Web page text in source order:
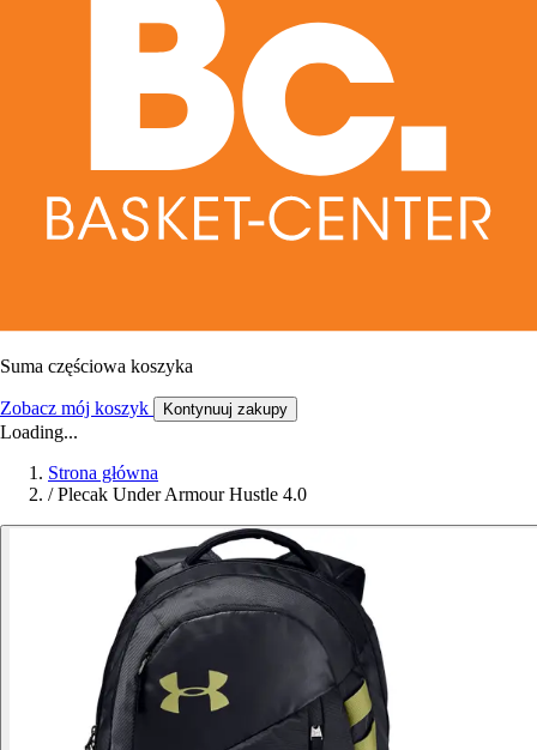
Suma częściowa koszyka
Zobacz mój koszyk Kontynuuj zakupy
Loading...
Strona główna
/ Plecak Under Armour Hustle 4.0